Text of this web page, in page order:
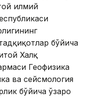
илмий
бўйича
Халқ
Геофизика
ва сейсмология
бўйича ўзаро